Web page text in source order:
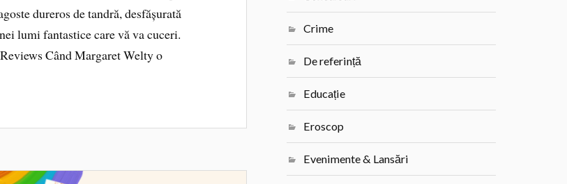
dureros de tandră, desfășurată
lumi fantastice care vă va cuceri.
Când Margaret Welty o
Crime
De referință
Educație
Eroscop
Evenimente & Lansări